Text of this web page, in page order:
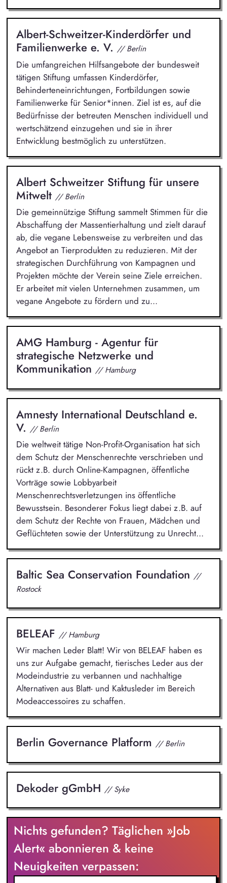
Albert-Schweitzer-Kinderdörfer und
Familienwerke e. V. // Berlin
Die umfangreichen Hilfsangebote der bundesweit
tätigen Stiftung umfassen Kinderdörfer,
Behinderteneinrichtungen, Fortbildungen sowie
Familienwerke für Senior*innen. Ziel ist es, auf die
Bedürfnisse der betreuten Menschen individuell und
wertschätzend einzugehen und sie in ihrer
Entwicklung bestmöglich zu unterstützen.
Albert Schweitzer Stiftung für unsere
Mitwelt // Berlin
Die gemeinnützige Stiftung sammelt Stimmen für die
Abschaffung der Massentierhaltung und zielt darauf
ab, die vegane Lebensweise zu verbreiten und das
Angebot an Tierprodukten zu reduzieren. Mit der
strategischen Durchführung von Kampagnen und
Projekten möchte der Verein seine Ziele erreichen.
Er arbeitet mit vielen Unternehmen zusammen, um
vegane Angebote zu fördern und zu...
AMG Hamburg - Agentur für
strategische Netzwerke und
Kommunikation // Hamburg
Amnesty International Deutschland e.
V. // Berlin
Die weltweit tätige Non-Profit-Organisation hat sich
dem Schutz der Menschenrechte verschrieben und
rückt z.B. durch Online-Kampagnen, öffentliche
Vorträge sowie Lobbyarbeit
Menschenrechtsverletzungen ins öffentliche
Bewusstsein. Besonderer Fokus liegt dabei z.B. auf
dem Schutz der Rechte von Frauen, Mädchen und
Geflüchteten sowie der Unterstützung zu Unrecht...
Baltic Sea Conservation Foundation //
Rostock
BELEAF // Hamburg
Wir machen Leder Blatt! Wir von BELEAF haben es
uns zur Aufgabe gemacht, tierisches Leder aus der
Modeindustrie zu verbannen und nachhaltige
Alternativen aus Blatt- und Kaktusleder im Bereich
Modeaccessoires zu schaffen.
Berlin Governance Platform // Berlin
Dekoder gGmbH // Syke
Nichts gefunden? Täglichen »Job
Alert« abonnieren & keine
Neuigkeiten verpassen: